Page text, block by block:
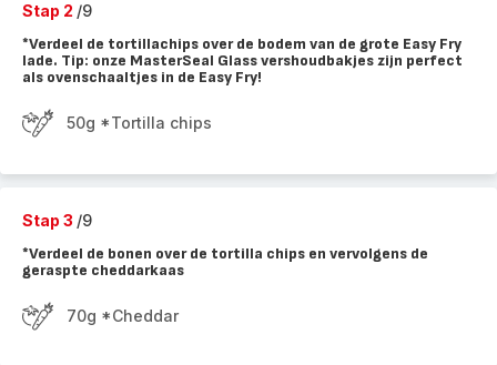
Stap 2 /9
*Verdeel de tortillachips over de bodem van de grote Easy Fry
lade. Tip: onze MasterSeal Glass vershoudbakjes zijn perfect
als ovenschaaltjes in de Easy Fry!
50g *Tortilla chips
Stap 3 /9
*Verdeel de bonen over de tortilla chips en vervolgens de
geraspte cheddarkaas
70g *Cheddar